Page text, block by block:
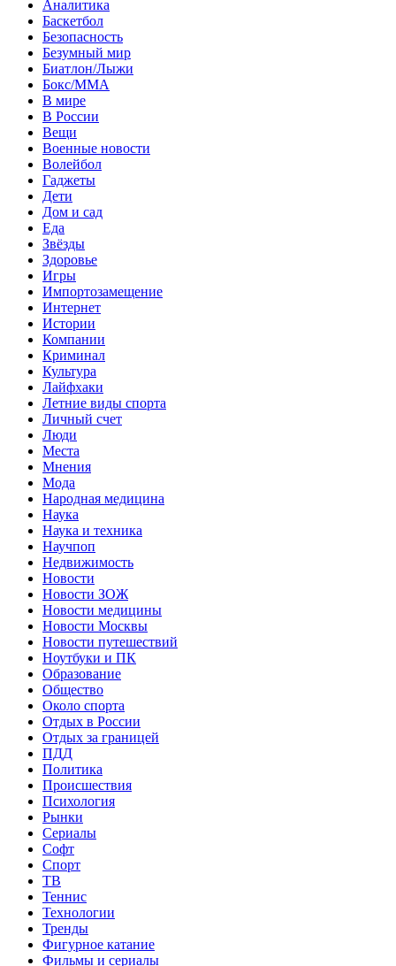
Аналитика
Баскетбол
Безопасность
Безумный мир
Биатлон/Лыжи
Бокс/MMA
В мире
В России
Вещи
Военные новости
Волейбол
Гаджеты
Дети
Дом и сад
Еда
Звёзды
Здоровье
Игры
Импортозамещение
Интернет
Истории
Компании
Криминал
Культура
Лайфхаки
Летние виды спорта
Личный счет
Люди
Места
Мнения
Мода
Народная медицина
Наука
Наука и техника
Научпоп
Недвижимость
Новости
Новости ЗОЖ
Новости медицины
Новости Москвы
Новости путешествий
Ноутбуки и ПК
Образование
Общество
Около спорта
Отдых в России
Отдых за границей
ПДД
Политика
Происшествия
Психология
Рынки
Сериалы
Софт
Спорт
ТВ
Теннис
Технологии
Тренды
Фигурное катание
Фильмы и сериалы